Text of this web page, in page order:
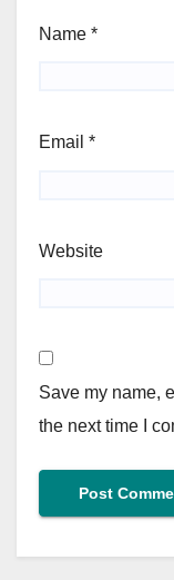
Name *
Email *
Website
Save my name,
the next time I